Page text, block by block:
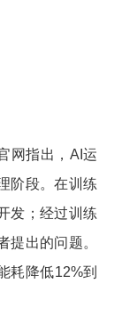
网指出，AI运
阶段。在训练
发；经过训练
提出的问题。
耗降低12%到